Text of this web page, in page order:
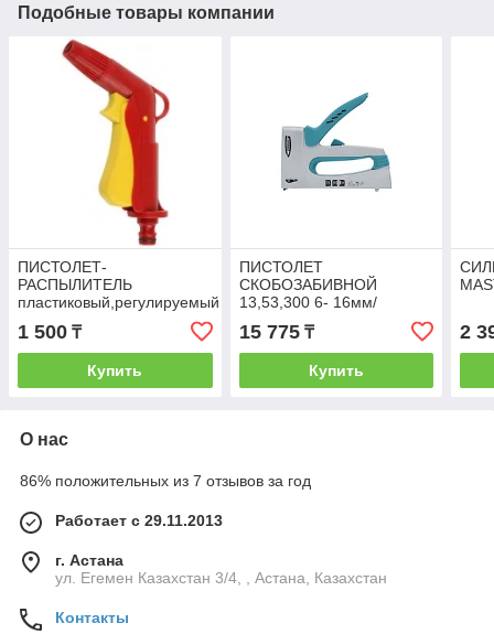
Подобные товары компании
ПИСТОЛЕТ-
РАСПЫЛИТЕЛЬ
пластиковый,регулируемый
1 500 ₸
Купить
ПИСТОЛЕТ
СКОБОЗАБИВНОЙ
13,53,300 6- 16мм/
GROSS метал
15 775₸
Купить
2
О нас
86% положительных из 7 отзывов за год
Работает с 29.11.2013
г. Астана
ул. Егемен Казахстан 3/4, , Астана, Казахстан
Контакты